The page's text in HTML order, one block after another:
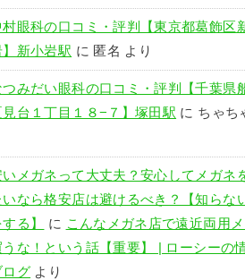
村眼科の口コミ・評判【東京都葛飾区
】新小岩駅 に 匿名 より
つみだい眼科の口コミ・評判【千葉県
見台１丁目１８−７】塚田駅 に ちゃち
いメガネって大丈夫？安心してメガネ
いなら格安店は避けるべき？【知らな
る】
に こんなメガネ店で遠近両用
うな！という話【重要】 | ローシーの
ログ より